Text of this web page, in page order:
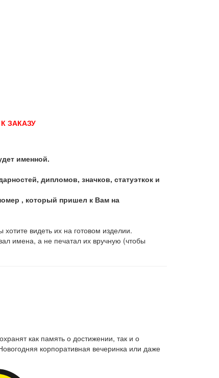
ЗАКАЗУ
именной.
дипломов, значков, статуэткок и
, который пришел к Вам на
видеть их на готовом изделии.
имена, а не печатал их вручную (чтобы
как память о достижении, так и о
корпоративная вечеринка или даже